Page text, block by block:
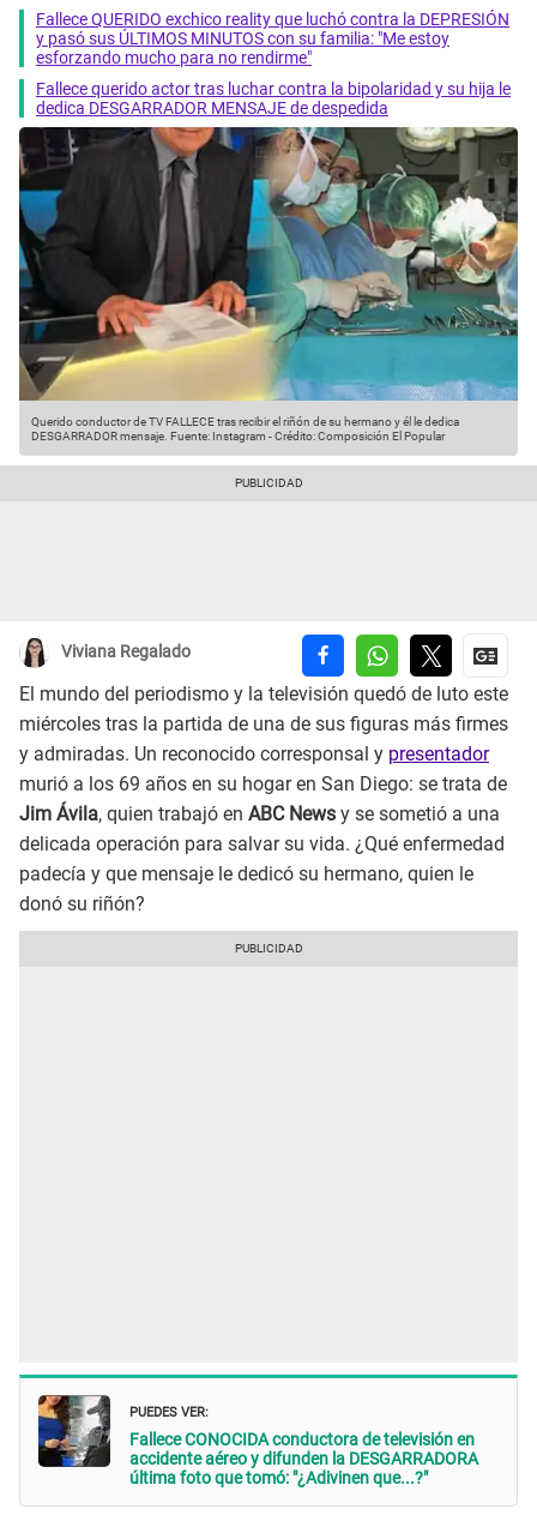
Fallece QUERIDO exchico reality que luchó contra la DEPRESIÓN
y pasó sus ÚLTIMOS MINUTOS con su familia: "Me estoy
esforzando mucho para no rendirme"
Fallece querido actor tras luchar contra la bipolaridad y su hija le
dedica DESGARRADOR MENSAJE de despedida
Querido conductor de TV FALLECE tras recibir el riñón de su hermano y él le dedica
DESGARRADOR mensaje. Fuente: Instagram -Crédito: Composición El Popular
Viviana Regalado
El mundo del periodismo y la televisión quedó de luto este
miércoles tras la partida de una de sus figuras más firmes
y admiradas. Un reconocido corresponsal y presentador
murió a los 69 años en su hogar en San Diego: se trata de
Jim Ávila, quien trabajó en ABC News y se sometió a una
delicada operación para salvar su vida. ¿Qué enfermedad
padecía y que mensaje le dedicó su hermano, quien le
donó su riñón?
PUEDES VER:
Fallece CONOCIDA conductora de televisión en
accidente aéreo y difunden la DESGARRADORA
última foto que tomó: "¿Adivinen que...?"